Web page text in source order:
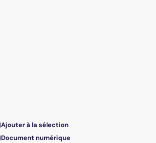
Ajouter à la sélection
Document numérique